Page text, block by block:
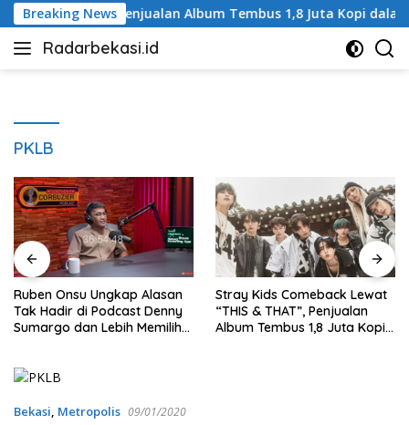
Langsung
ke
konten
Breaking News
& THAT”, Penjualan Album Tembus 1,8 Juta Kopi dalam
Radarbekasi.id
Berita
PKLB
Ruben Onsu Ungkap Alasan
Tak Hadir di Podcast Denny
Sumargo dan Lebih Memilih
Stray Kids Comeback Lewat
“THIS & THAT”, Penjualan
Album Tembus 1,8 Juta Kopi
Bekasi, Metropolis 09/01/2020